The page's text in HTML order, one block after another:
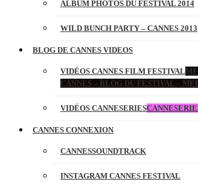
ALBUM PHOTOS DU FESTIVAL 2014
WILD BUNCH PARTY – CANNES 2013
BLOG DE CANNES VIDEOS
VIDÉOS CANNES FILM FESTIVAL
CANNES – BLOG DU FESTIVAL –
VIDÉOS CANNESERIES
CANNES CONNEXION
CANNESSOUNDTRACK
INSTAGRAM CANNES FESTIVAL